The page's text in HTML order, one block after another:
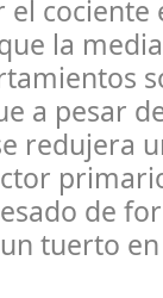
cociente
la
a pesar
redujera
de
tuerto